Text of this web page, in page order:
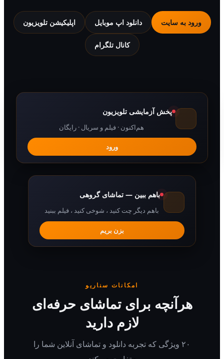
به سایت دانلود اپ موبایل اپلیکیشن تلویزیون
کانال تلگرام
پخش آزمایشی تلویزیون
هم‌اکنون · فیلم و سریال · رایگان
باهم ببین — تماشای گروهی
باهم دیگر چت کنید ، شوخی کنید ، فیلم ببنید
امکانات سناریو
برای تماشای حرفه‌ای
لازم دارید
۲۰ ویژگی که تجربه دانلود و تماشای آنلاین شما را